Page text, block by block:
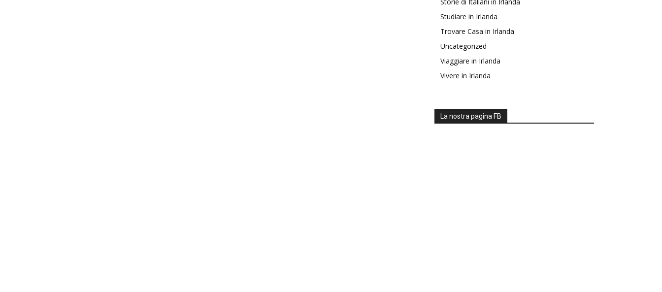
Studiare in Irlanda
Trovare Casa in Irlanda
Uncategorized
Viaggiare in Irlanda
Vivere in Irlanda
La nostra pagina FB